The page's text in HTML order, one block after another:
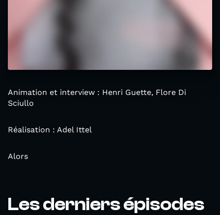
Animation et interview : Henri Guette, Flore Di
Sciullo
Réalisation : Adel Ittel
Alors
Les derniers épisodes